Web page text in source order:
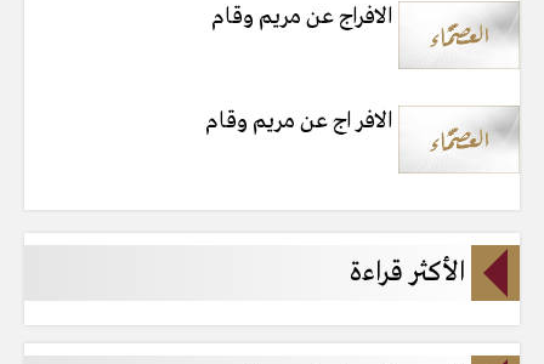
الافراج عن مريم وقام
الافر اج عن مريم وقام
الأكثر قراءة